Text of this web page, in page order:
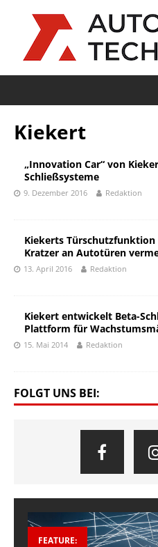
Kiekert
„Innovation Car“ von
Schließsysteme
9. Dezember 2016 Redaktion
Kiekerts Türschutzfunktion
Kratzer an Autotüren
13. April 2016 Redaktion
Kiekert entwickelt Beta-
Plattform für
15. Mai 2014 Redaktion
FOLGT UNS BEI:
FEATURE: